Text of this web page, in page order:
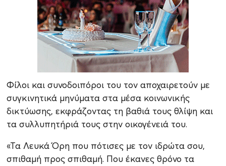
Φίλοι και συνοδοιπόροι του τον αποχαιρετούν με
συγκινητικά μηνύματα στα μέσα κοινωνικής
δικτύωσης, εκφράζοντας τη βαθιά τους θλίψη και
τα συλλυπητήριά τους στην οικογένειά του.
«Τα Λευκά Όρη που πότισες με τον ιδρώτα σου,
σπιθαμή προς σπιθαμή. Που έκανες θρόνο τα